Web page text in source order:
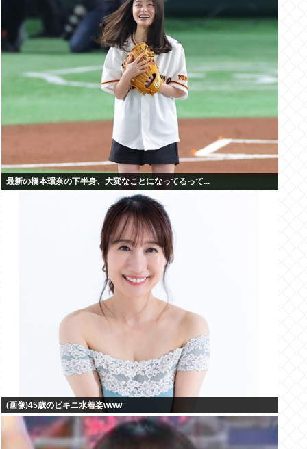
最新の橋本環奈の下半身、大変なことになってるって...
(画像)45歳のビキニ水着姿www